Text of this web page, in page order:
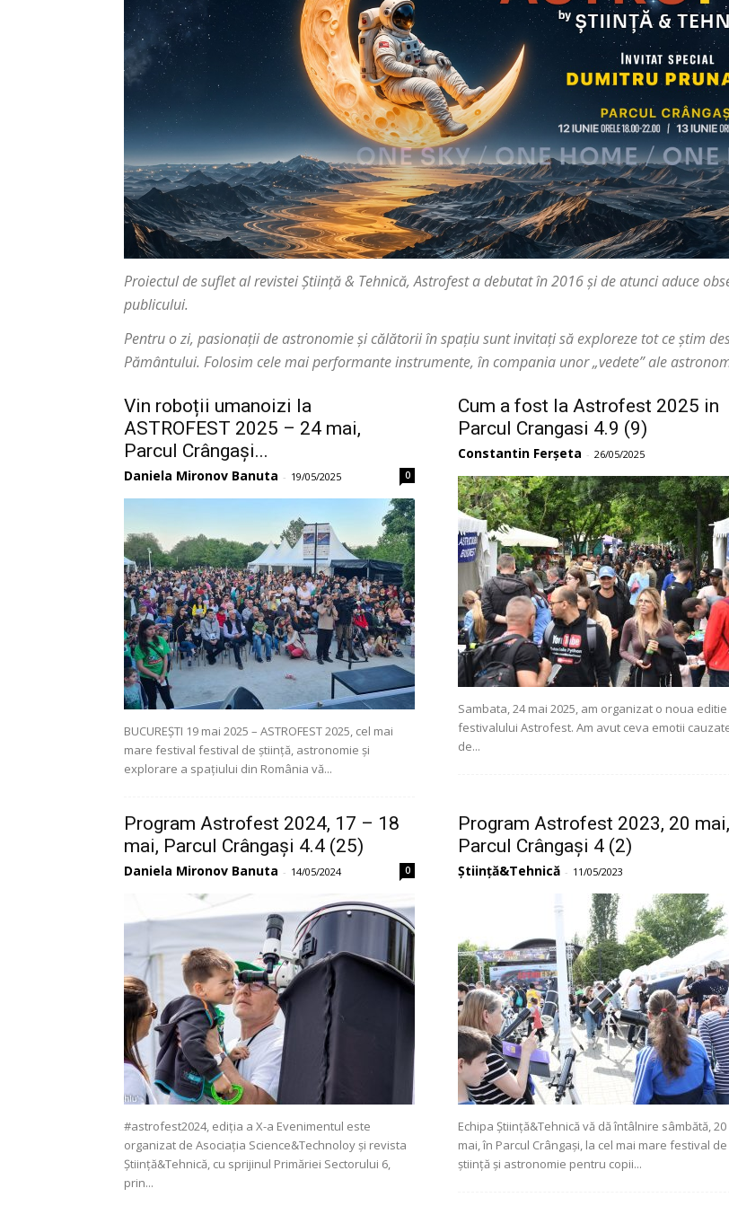
Proiectul de suflet al revistei Știință & Tehnică, Astrofest a debutat în 2016 și de atunci aduce
publicului.
Pentru o zi, pasionații de astronomie și călătorii în spațiu sunt invitați să exploreze tot ce știm
Pământului. Folosim cele mai performante instrumente, în compania unor „vedete” ale
Vin roboții umanoizi la
ASTROFEST 2025 – 24 mai,
Parcul Crângași...
Daniela Mironov Banuta - 19/05/2025 0
BUCUREȘTI 19 mai 2025 – ASTROFEST 2025, cel mai
mare festival festival de știință, astronomie și
explorare a spațiului din România vă...
Cum a fost la Astrofest 2025 in
Parcul Crangasi 4.9 (9)
Constantin Ferșeta - 26/05/2025
Sambata, 24 mai 2025, am organizat o noua editie
festivalului Astrofest. Am avut ceva emotii
de...
Program Astrofest 2024, 17 – 18
mai, Parcul Crângași 4.4 (25)
Daniela Mironov Banuta - 14/05/2024 0
#astrofest2024, ediția a X-a Evenimentul este
organizat de Asociația Science&Technoloy și revista
Știință&Tehnică, cu sprijinul Primăriei Sectorului 6,
prin...
Program Astrofest 2023, 20 mai,
Parcul Crângași 4 (2)
Știință&Tehnică - 11/05/2023
Echipa Știință&Tehnică vă dă întâlnire sâmbătă, 20
mai, în Parcul Crângași, la cel mai mare festival de
știință și astronomie pentru copii...